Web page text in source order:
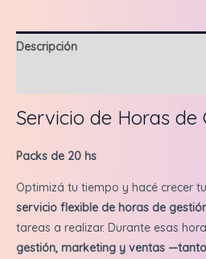
-
Packs
hs
Descripción
Servicio de Horas de
Packs de 20 hs
Optimizá tu tiempo y hacé crecer
servicio flexible de horas de
tareas a realizar. Durante esas
gestión, marketing y ventas